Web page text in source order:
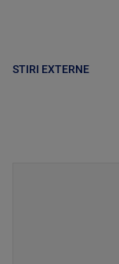
STIRI EXTERNE